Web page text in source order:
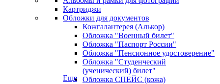
Картриджи
Обложки для документов
Кожгалантерея (Алькор)
Обложка "Военный билет"
Обложка "Паспорт России"
Обложка "Пенсионное удостоверение"
Обложка "Студенческий
(ученический) билет"
Обложка СПЕЙС (кожа)
Еще